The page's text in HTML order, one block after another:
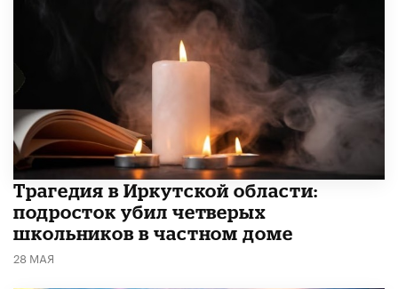
Трагедия в Иркутской области:
подросток убил четверых
школьников в частном доме
28 МАЯ